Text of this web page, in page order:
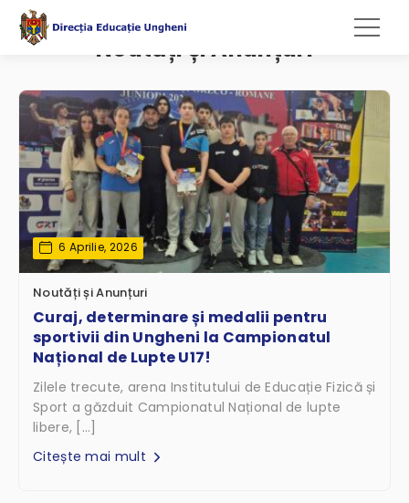
Noutăți și Anunțuri
6 Aprilie, 2026
Noutăți și Anunțuri
Curaj, determinare și medalii pentru
sportivii din Ungheni la Campionatul
Național de Lupte U17!
Zilele trecute, arena Institutului de Educație Fizică și
Sport a găzduit Campionatul Național de lupte
libere, […]
Citește mai mult